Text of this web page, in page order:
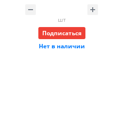
шт
Подписаться
Нет в наличии